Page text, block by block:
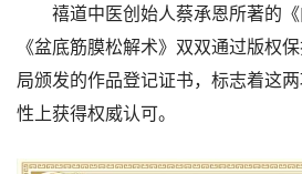
禧道中医创始人蔡承恩所著的
《盆底筋膜松解术》双双通过版权
局颁发的作品登记证书，标志着这
性上获得权威认可。